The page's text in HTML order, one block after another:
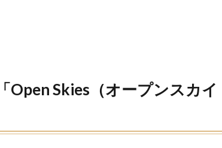
Open Skies（オープンスカイ